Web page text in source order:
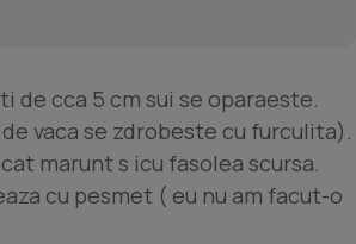
de cca 5 cm sui se oparaeste.
vaca se zdrobeste cu furculita).
marunt s icu fasolea scursa.
cu pesmet ( eu nu am facut-o